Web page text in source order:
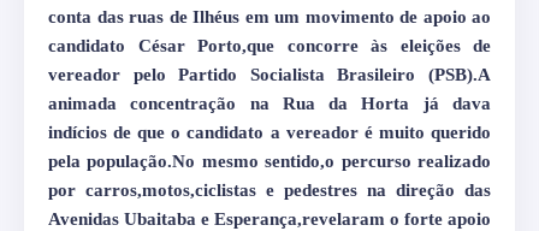
conta das ruas de Ilhéus em um movimento de apoio ao
candidato César Porto,que concorre às eleições de
vereador pelo Partido Socialista Brasileiro (PSB).A
animada concentração na Rua da Horta já dava
indícios de que o candidato a vereador é muito querido
pela população.No mesmo sentido,o percurso realizado
por carros,motos,ciclistas e pedestres na direção das
Avenidas Ubaitaba e Esperança,revelaram o forte apoio